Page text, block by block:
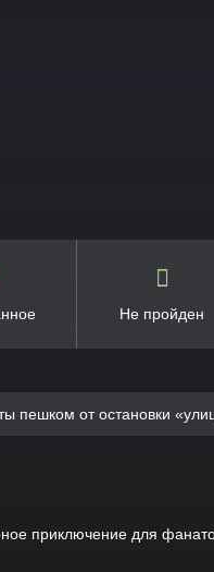
Не пройден
пешком от остановки
приключение для